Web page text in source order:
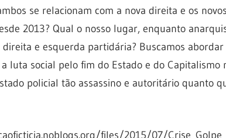
se relacionam com a nova direita e os
2013? Qual o nosso lugar, enquanto
e esquerda partidária? Buscamos
luta social pelo fim do Estado e do
policial tão assassino e autoritário quanto
files/2015/07/